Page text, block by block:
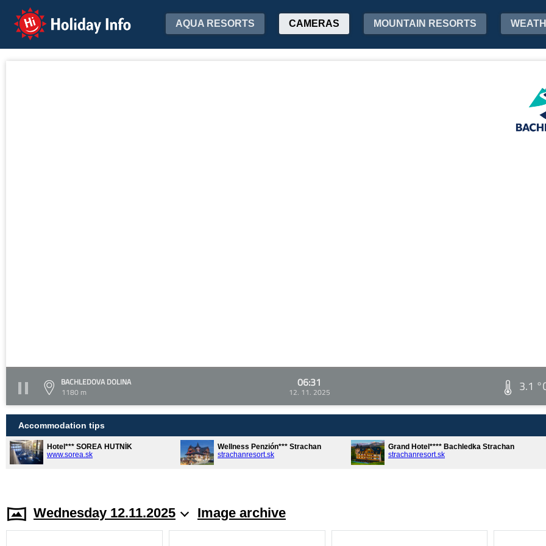
Holiday Info AQUA RESORTS CAMERAS MOUNTAIN RESORTS
BACHLEDOVA DOLINA
1180 m
06:31
12. 11. 2025 3.1
Accommodation tips
Hotel*** SOREA HUTNÍK
www.sorea.sk
Wellness Penzión*** Strachan
strachanresort.sk
Grand Hotel**** Bachledka Strachan
strachanresort.sk
Wednesday 12.11.2025 Image archive